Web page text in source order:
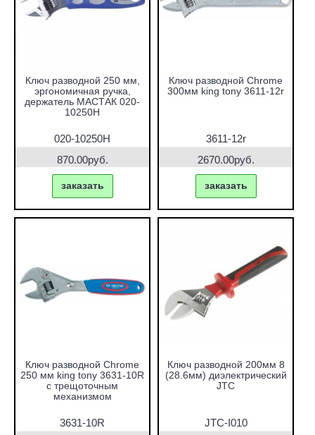
Ключ разводной 250 мм,
эргономичная ручка,
держатель МАСТАК 020-
10250H
020-10250H
870.00руб.
заказать
Ключ разводной Chrome
300мм king tony 3611-12r
3611-12r
2670.00руб.
заказать
Ключ разводной Chrome
250 мм king tony 3631-10R
с трещоточным
механизмом
3631-10R
Ключ разводной 200мм 8
(28.6мм) диэлектрический
JTC
JTC-I010